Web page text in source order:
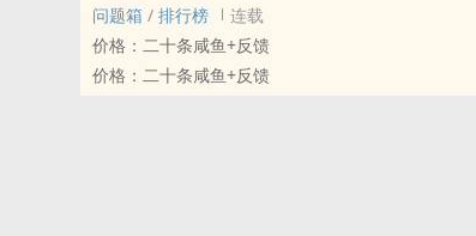
问题箱 / 排行榜
连载
价格：二十条咸鱼+反馈
价格：二十条咸鱼+反馈